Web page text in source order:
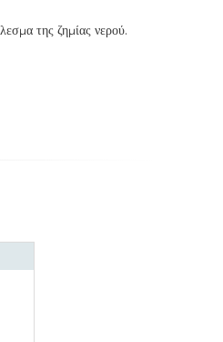
της ζημίας νερού.